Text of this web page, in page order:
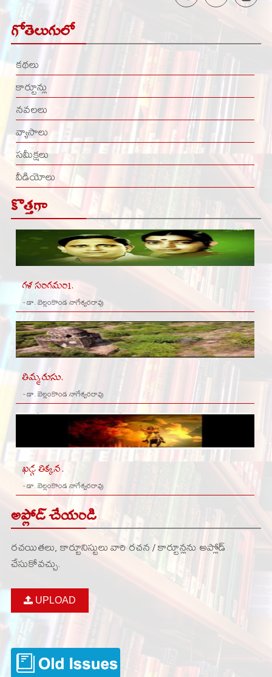
గోతెలుగులో
కథలు
కార్టూన్లు
నవలలు
వ్యాసాలు
సమీక్షలు
వీడియోలు
కొత్తగా
గళ సంగమం1.
- డా. బెల్లంకొండ నాగేశ్వరరావు
తిమ్మరుసు.
- డా. బెల్లంకొండ నాగేశ్వరరావు
ఖడ్గ తిక్కన .
- డా. బెల్లంకొండ నాగేశ్వరరావు
అప్లోడ్ చేయండి
రచయితలు, కార్టూనిస్టులు వారి రచన / కార్టూన్లను అప్లోడ్
చేసుకోవచ్చు.
UPLOAD